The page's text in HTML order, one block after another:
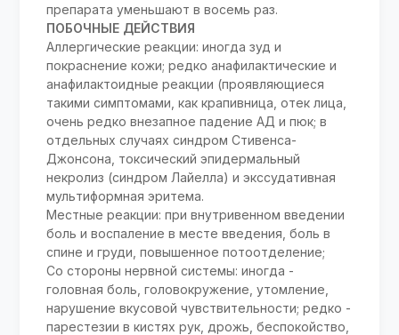
препарата уменьшают в восемь раз.
ПОБОЧНЫЕ ДЕЙСТВИЯ
Аллергические реакции: иногда зуд и
покраснение кожи; редко анафилактические и
анафилактоидные реакции (проявляющиеся
такими симптомами, как крапивница, отек лица,
очень редко внезапное падение АД и пюк; в
отдельных случаях синдром Стивенса-
Джонсона, токсический эпидермальный
некролиз (синдром Лайелла) и экссудативная
мультиформная эритема.
Местные реакции: при внутривенном введении
боль и воспаление в месте введения, боль в
спине и груди, повышенное потоотделение;
Со стороны нервной системы: иногда -
головная боль, головокружение, утомление,
нарушение вкусовой чувствительности; редко -
парестезии в кистях рук, дрожь, беспокойство,